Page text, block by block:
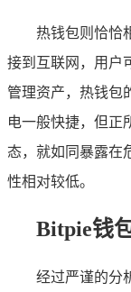
热钱包则恰恰
接到互联网，用户
管理资产，热钱包
电一般快捷，但正
态，就如同暴露在
性相对较低。
Bitpie钱
经过严谨的分